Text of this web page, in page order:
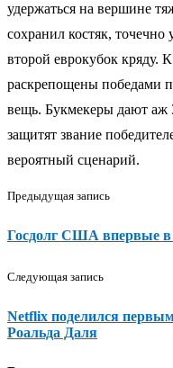
удержаться на вершине
сохранил костяк, точечно
второй еврокубок кряду.
раскрепощены победами
вещь. Букмекеры дают аж
защитят звание
вероятный сценарий.
Предыдущая запись
Госдолг США впервые в
Следующая запись
Netflix поделился
Роальда Даля